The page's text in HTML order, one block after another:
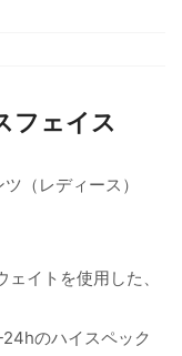
フェイス
（レディース）
イトを使用した、
のハイスペック